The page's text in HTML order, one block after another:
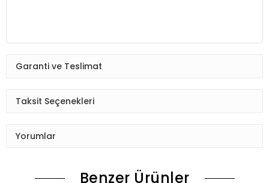
Garanti ve Teslimat
Taksit Seçenekleri
Yorumlar
Benzer Ürünler